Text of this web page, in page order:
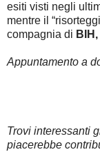
esiti visti negli
mentre il
compagnia di
Appuntamento a
Trovi interessanti
piacerebbe